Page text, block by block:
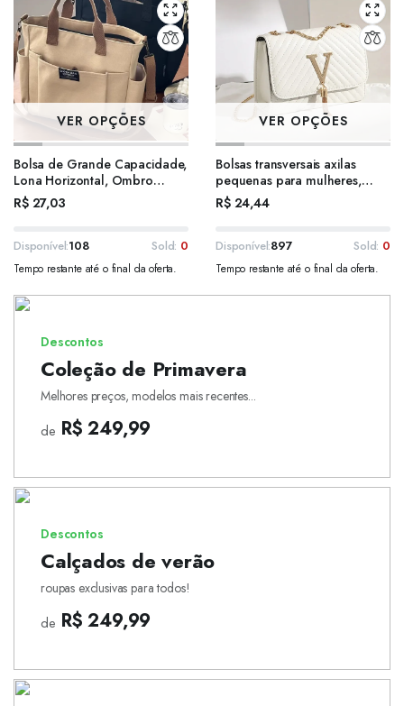
VER OPÇÕES
Bolsa de Grande Capacidade,
Lona Horizontal, Ombro
Único, Cruz Diagonal
R$27,03
Disponível:108 Sold: 0
Tempo restante até o final da oferta.
VER OPÇÕES
Bolsas transversais axilas
pequenas para mulheres,
bolsas de ombro para
senhoras
R$24,44
Disponível:897 Sold: 0
Tempo restante até o final da oferta.
Descontos
Coleção de Primavera
Melhores preços, modelos mais recentes...
de R$ 249,99
Descontos
Calçados de verão
roupas exclusivas para todos!
de R$ 249,99